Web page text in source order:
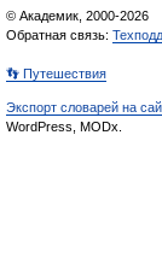
© Академик, 2000-2026
Обратная связь:
👣 Путешествия
Экспорт словарей на
WordPress, MODx.